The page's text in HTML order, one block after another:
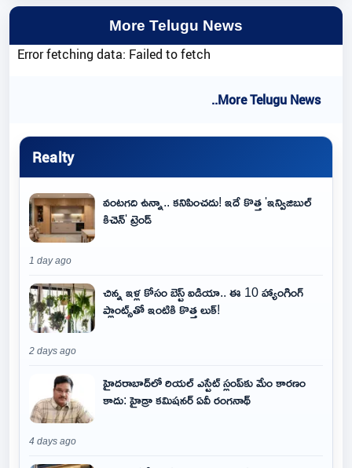
More Telugu News
Error fetching data: Failed to fetch
..More Telugu News
Realty
వంటగది ఉన్నా.. కనిపించదు! ఇదే కొత్త 'ఇన్విజిబుల్
కిచెన్' ట్రెండ్
1 day ago
చిన్న ఇళ్ల కోసం బెస్ట్ ఐడియా.. ఈ 10 హ్యాంగింగ్
ప్లాంట్స్‌తో ఇంటికి కొత్త లుక్!
2 days ago
హైదరాబాద్‌లో రియల్ ఎస్టేట్ స్లంప్‌కు మేం కారణం
కాదు: హైడ్రా కమిషనర్ ఏవీ రంగనాథ్
4 days ago